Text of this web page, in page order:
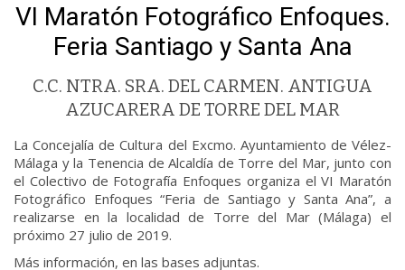
VI Maratón Fotográfico Enfoques.
Feria Santiago y Santa Ana
C.C. NTRA. SRA. DEL CARMEN. ANTIGUA
AZUCARERA DE TORRE DEL MAR
La Concejalía de Cultura del Excmo. Ayuntamiento de Vélez-
Málaga y la Tenencia de Alcaldía de Torre del Mar, junto con
el Colectivo de Fotografía Enfoques organiza el VI Maratón
Fotográfico Enfoques “Feria de Santiago y Santa Ana”, a
realizarse en la localidad de Torre del Mar (Málaga) el
próximo 27 julio de 2019.
Más información, en las bases adjuntas.